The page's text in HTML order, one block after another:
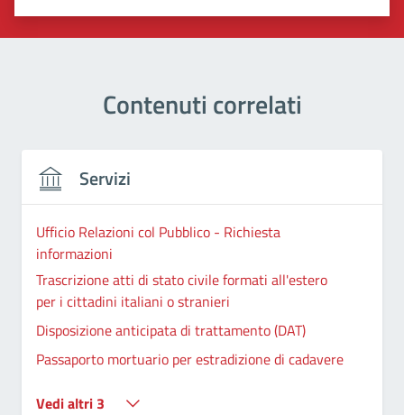
Valuta 5 stelle su 5
Valuta 4 stelle su 5
Valuta 3 stelle su 5
Valuta 2 stelle su 5
Valuta 1 stelle su 5
Contenuti correlati
Servizi
Ufficio Relazioni col Pubblico - Richiesta
informazioni
Trascrizione atti di stato civile formati all'estero
per i cittadini italiani o stranieri
Disposizione anticipata di trattamento (DAT)
Passaporto mortuario per estradizione di cadavere
Vedi altri 3